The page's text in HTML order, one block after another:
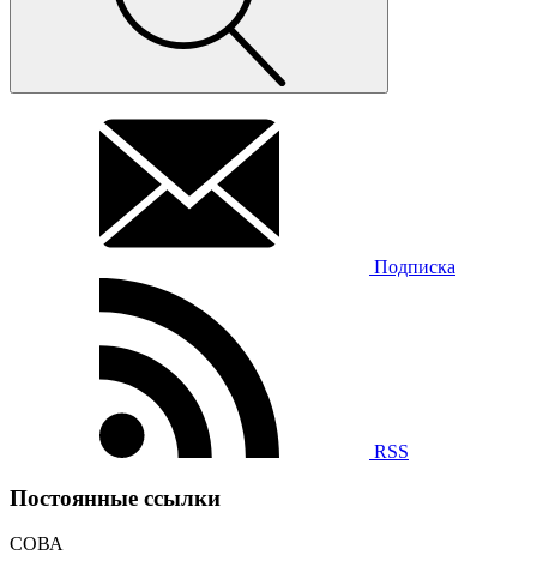
Подписка
RSS
Постоянные ссылки
СОВА